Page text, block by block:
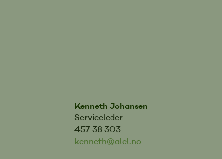
Kenneth Johansen
Serviceleder
457 38 303
kenneth@alel.no